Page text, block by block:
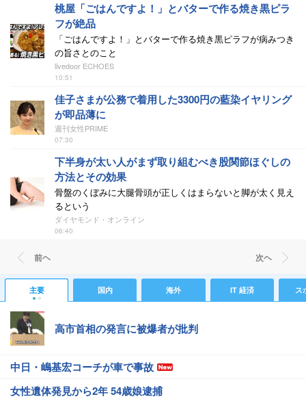
桃屋「ごはんですよ！」とバターで作る焼き黒ピラ
フが絶品
「ごはんですよ！」とバターで作る焼き黒ピラフが病みつき
の旨さとのこと
livedoor ECHOES
10:51
佳子さまが公務で着用した3300円の藍染イヤリング
が即品薄に
週刊女性PRIME
07:30
下半身が太い人がまず取り組むべき股関節ほぐしの
方法とその効果
骨盤のくぼみに大腿骨頭が正しくはまらないと脚が太く見え
るという
ダイヤモンド・オンライン
06:40
前ヘ 次ヘ
主要 国内 海外 IT 経済 ス
高市首相の発言に被爆者が批判
中日・嶋基宏コーチが車で事故
女性遺体発見から2年 54歳娘逮捕